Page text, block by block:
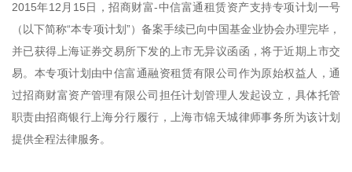
2015年12月15日，招商财富-中信富通租赁资产支持专项计划一号
（以下简称“本专项计划”）备案手续已向中国基金业协会办理完毕，
并已获得上海证券交易所下发的上市无异议函函，将于近期上市交
易。本专项计划由中信富通融资租赁有限公司作为原始权益人，通
过招商财富资产管理有限公司担任计划管理人发起设立，具体托管
职责由招商银行上海分行履行，上海市锦天城律师事务所为该计划
提供全程法律服务。